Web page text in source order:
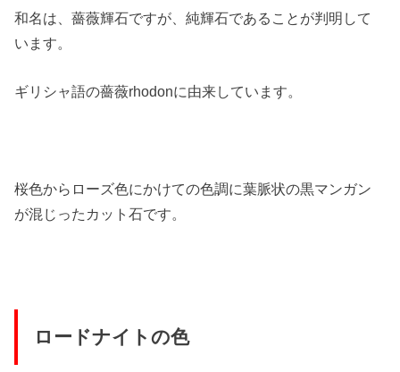
和名は、薔薇輝石ですが、純輝石であることが判明して
います。
ギリシャ語の薔薇rhodonに由来しています。
桜色からローズ色にかけての色調に葉脈状の黒マンガン
が混じったカット石です。
ロードナイトの色